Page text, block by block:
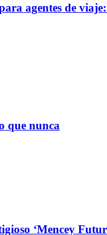
agentes de
que nunca
‘Mencey